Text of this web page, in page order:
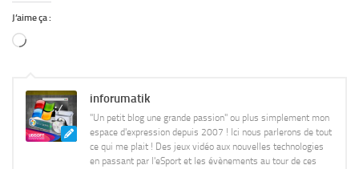
J’aime ça :
Chargement…
inforumatik
"Un petit blog une grande passion" ou plus simplement mon
espace d'expression depuis 2007 ! Ici nous parlerons de tout
ce qui me plait ! Des jeux vidéo aux nouvelles technologies
en passant par l'eSport et les évènements au tour de ces